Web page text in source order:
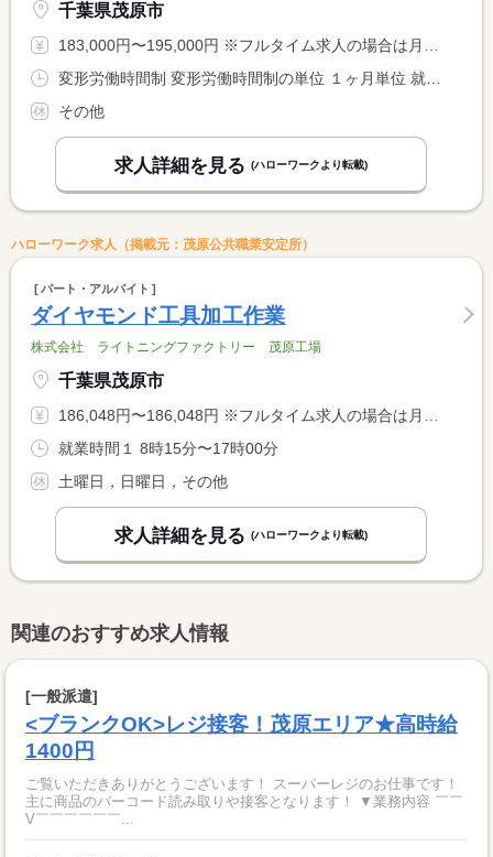
千葉県茂原市
183,000円〜195,000円 ※フルタイム求人の場合は月額（換算額）、パート求人の場合は時間額を表示しています。
その他
求人詳細を見る (ハローワークより転載)
ハローワーク求人（掲載元：茂原公共職業安定所）
パート・アルバイト
ダイヤモンド工具加工作業
株式会社 ライトニングファクトリー 茂原工場
千葉県茂原市
186,048円〜186,048円 ※フルタイム求人の場合は月額（換算額）、パート求人の場合は時間額を表示しています。
就業時間１ 8時15分〜17時00分
土曜日，日曜日，その他
求人詳細を見る (ハローワークより転載)
関連のおすすめ求人情報
[一般派遣]
<ブランクOK>レジ接客！茂原エリア★高時給
1400円
ご覧いただきありがとうございます！ スーパーレジのお仕事です！
主に商品のバーコード読み取りや接客となります！ ▼業務内容 ￣￣
V￣￣￣￣￣￣...